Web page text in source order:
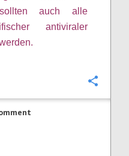
auch alle
antiviraler